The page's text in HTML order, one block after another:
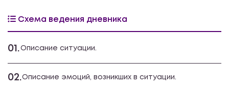
Схема ведения дневника
01.Описание ситуации.
02.Описание эмоций, возникших в ситуации.